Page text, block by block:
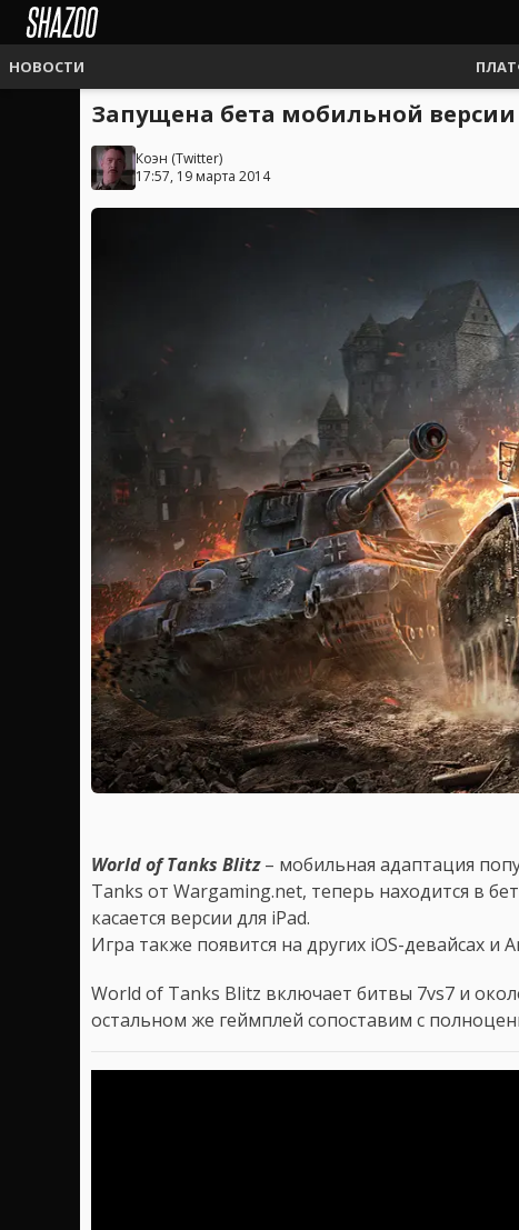
НОВОСТИ
Запущена бета мобильной
Коэн (Twitter)
17:57, 19 марта 2014
World of Tanks Blitz – мобильная адаптация
Tanks от Wargaming.net, теперь находится в
касается версии для iPad.
Игра также появится на других iOS-девайсах
World of Tanks Blitz включает битвы 7vs7 и
остальном же геймплей сопоставим с